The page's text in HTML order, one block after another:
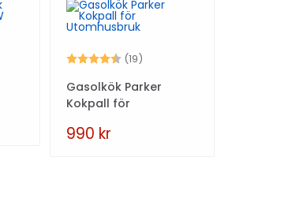
Betyg: (19)
Gasolkök Parker
Kokpall för
990 kr